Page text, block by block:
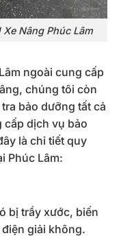
Nâng Phúc Lâm
ngoài cung cấp
chúng tôi còn
bảo dưỡng tất cả
dịch vụ bảo
là chi tiết quy
Phúc Lâm:
bị trầy xước, biến
giải không.